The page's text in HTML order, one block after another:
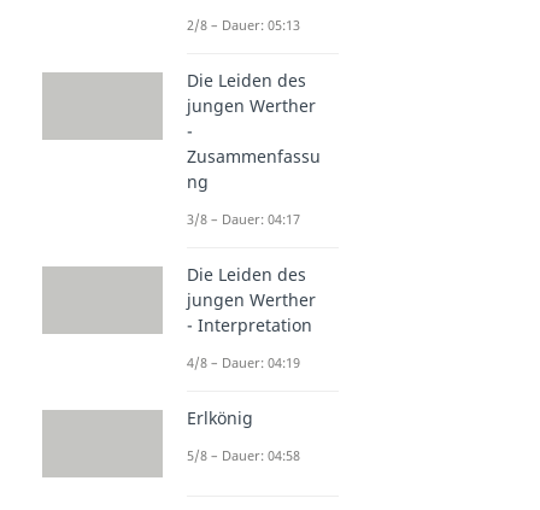
2/8 – Dauer: 05:13
Die Leiden des
jungen Werther
-
Zusammenfassu
ng
3/8 – Dauer: 04:17
Die Leiden des
jungen Werther
- Interpretation
4/8 – Dauer: 04:19
Erlkönig
5/8 – Dauer: 04:58